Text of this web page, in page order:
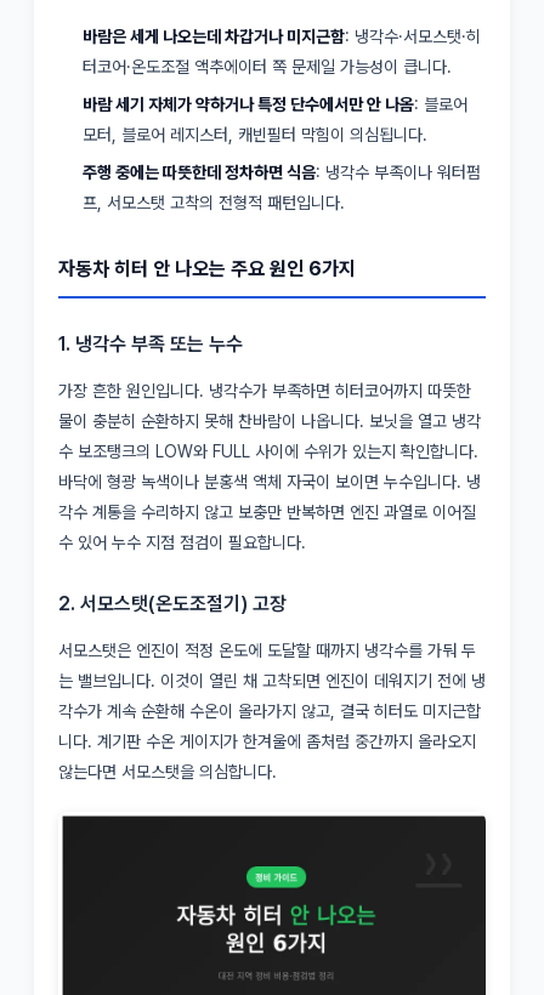
바람은 세게 나오는데 차갑거나 미지근함: 냉각수·서모스탯·히
터코어·온도조절 액추에이터 쪽 문제일 가능성이 큽니다.
바람 세기 자체가 약하거나 특정 단수에서만 안 나옴: 블로어
모터, 블로어 레지스터, 캐빈필터 막힘이 의심됩니다.
주행 중에는 따뜻한데 정차하면 식음: 냉각수 부족이나 워터펌
프, 서모스탯 고착의 전형적 패턴입니다.
자동차 히터 안 나오는 주요 원인 6가지
1. 냉각수 부족 또는 누수
가장 흔한 원인입니다. 냉각수가 부족하면 히터코어까지 따뜻한
물이 충분히 순환하지 못해 찬바람이 나옵니다. 보닛을 열고 냉각
수 보조탱크의 LOW와 FULL 사이에 수위가 있는지 확인합니다.
바닥에 형광 녹색이나 분홍색 액체 자국이 보이면 누수입니다. 냉
각수 계통을 수리하지 않고 보충만 반복하면 엔진 과열로 이어질
수 있어 누수 지점 점검이 필요합니다.
2. 서모스탯(온도조절기) 고장
서모스탯은 엔진이 적정 온도에 도달할 때까지 냉각수를 가둬 두
는 밸브입니다. 이것이 열린 채 고착되면 엔진이 데워지기 전에 냉
각수가 계속 순환해 수온이 올라가지 않고, 결국 히터도 미지근합
니다. 계기판 수온 게이지가 한겨울에 좀처럼 중간까지 올라오지
않는다면 서모스탯을 의심합니다.